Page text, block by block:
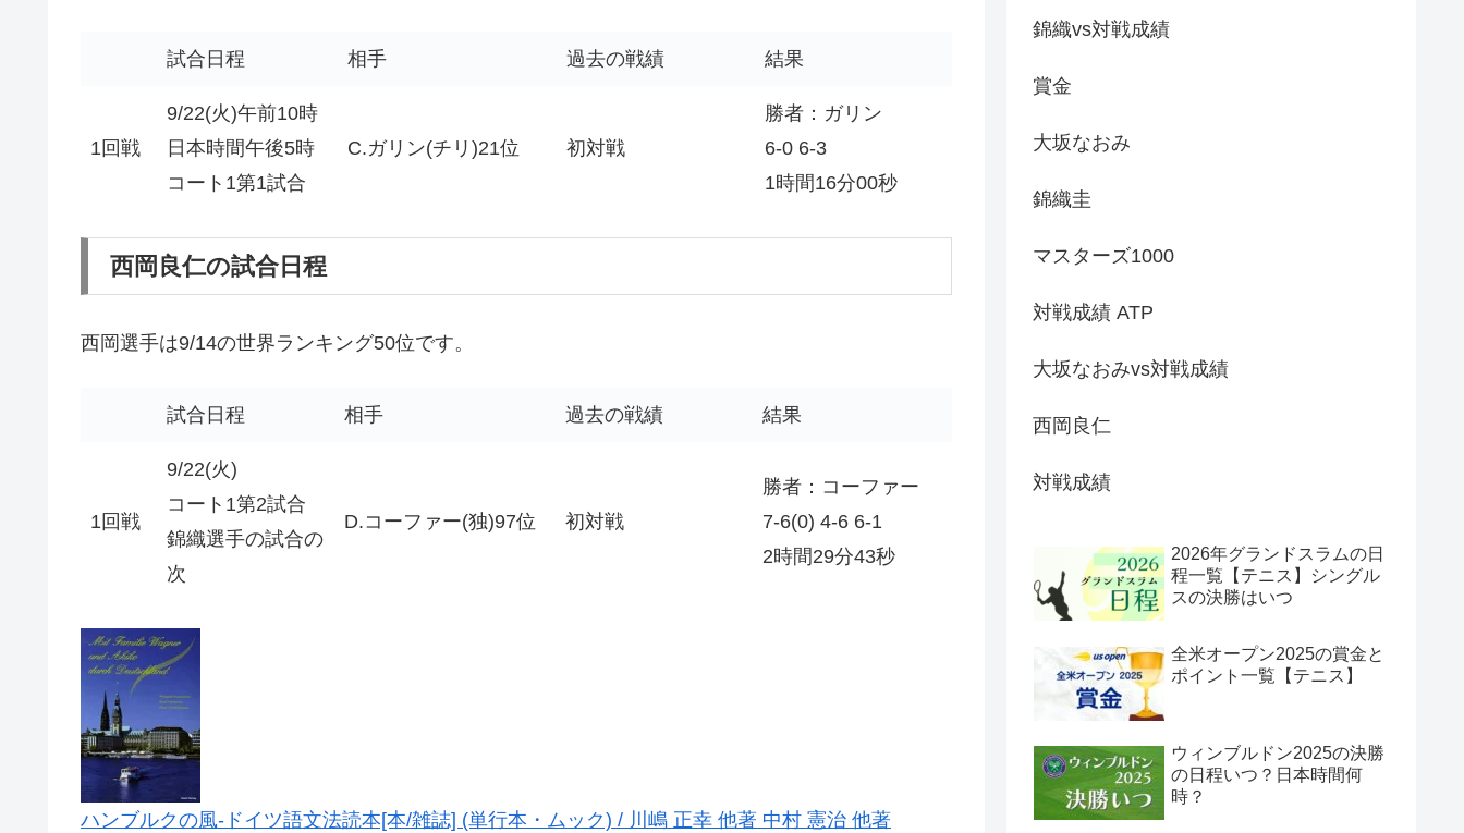
試合日程 相手 過去の戦績 結果
1回戦
9/22(火)午前10時
日本時間午後5時
コート1第1試合
C.ガリン(チリ)21位 初対戦
勝者：ガリン
6-0 6-3
1時間16分00秒
西岡良仁の試合日程
西岡選手は9/14の世界ランキング50位です。
試合日程 相手 過去の戦績 結果
1回戦
9/22(火)
コート1第2試合
錦織選手の試合の
次
D.コーファー(独)97位 初対戦
勝者：コーファー
7-6(0) 4-6 6-1
2時間29分43秒
ハンブルクの風-ドイツ語文法読本[本/雑誌] (単行本・ムック) / 川嶋 正幸 他著 中村 憲治 他著
錦織vs対戦成績
賞金
大坂なおみ
錦織圭
マスターズ1000
対戦成績 ATP
大坂なおみvs対戦成績
西岡良仁
対戦成績
2026年グランドスラムの日
程一覧【テニス】シングル
スの決勝はいつ
全米オープン2025の賞金と
ポイント一覧【テニス】
ウィンブルドン2025の決勝
の日程いつ？日本時間何
時？